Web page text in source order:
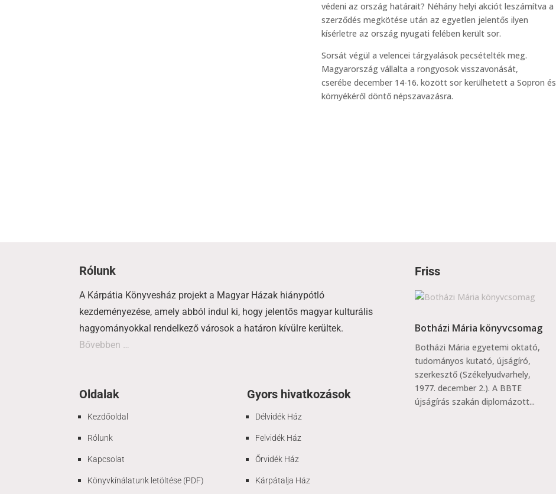
védeni az ország határait? Néhány helyi akciót leszámítva a
szerződés megkötése után az egyetlen jelentős ilyen
kísérletre az ország nyugati felében került sor.
Sorsát végül a velencei tárgyalások pecsételték meg.
Magyarország vállalta a rongyosok visszavonását,
cserébe december 14-16. között sor kerülhetett a Sopron és
környékéről döntő népszavazásra.
Rólunk
A Kárpátia Könyvesház projekt a Magyar Házak hiánypótló
kezdeményezése, amely abból indul ki, hogy jelentős magyar kulturális
hagyományokkal rendelkező városok a határon kívülre kerültek.
Bővebben …
Oldalak
Kezdőoldal
Rólunk
Kapcsolat
Könyvkínálatunk letöltése (PDF)
Gyors hivatkozások
Délvidék Ház
Felvidék Ház
Őrvidék Ház
Kárpátalja Ház
Friss
Botházi Mária könyvcsomag
Botházi Mária egyetemi oktató,
tudományos kutató, újságíró,
szerkesztő (Székelyudvarhely,
1977. december 2.). A BBTE
újságírás szakán diplomázott...